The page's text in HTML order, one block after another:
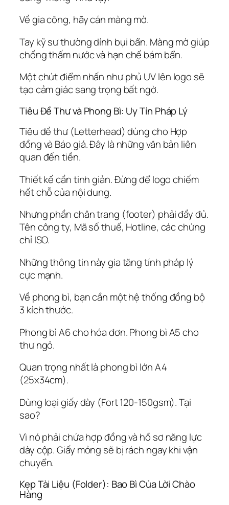
Về gia công, hãy cán màng mờ.
Tay kỹ sư thường dính bụi bẩn. Màng mờ giúp
chống thấm nước và hạn chế bám bẩn.
Một chút điểm nhấn như phủ UV lên logo sẽ
tạo cảm giác sang trọng bất ngờ.
Tiêu Đề Thư và Phong Bì: Uy Tín Pháp Lý
Tiêu đề thư (Letterhead) dùng cho Hợp
đồng và Báo giá. Đây là những văn bản liên
quan đến tiền.
Thiết kế cần tinh giản. Đừng để logo chiếm
hết chỗ của nội dung.
Nhưng phần chân trang (footer) phải đầy đủ.
Tên công ty, Mã số thuế, Hotline, các chứng
chỉ ISO.
Những thông tin này gia tăng tính pháp lý
cực mạnh.
Về phong bì, bạn cần một hệ thống đồng bộ
3 kích thước.
Phong bì A6 cho hóa đơn. Phong bì A5 cho
thư ngỏ.
Quan trọng nhất là phong bì lớn A4
(25x34cm).
Dùng loại giấy dày (Fort 120-150gsm). Tại
sao?
Vì nó phải chứa hợp đồng và hồ sơ năng lực
dày cộp. Giấy mỏng sẽ bị rách ngay khi vận
chuyển.
Kẹp Tài Liệu (Folder): Bao Bì Của Lời Chào
Hàng